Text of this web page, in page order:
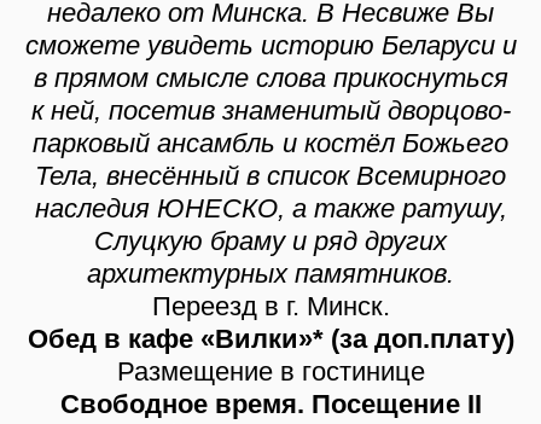
недалеко от Минска. В Несвиже Вы
сможете увидеть историю Беларуси и
в прямом смысле слова прикоснуться
к ней, посетив знаменитый дворцово-
парковый ансамбль и костёл Божьего
Тела, внесённый в список Всемирного
наследия ЮНЕСКО, а также ратушу,
Слуцкую браму и ряд других
архитектурных памятников.
Переезд в г. Минск.
Обед в кафе «Вилки»* (за доп.плату)
Размещение в гостинице
Свободное время. Посещение II